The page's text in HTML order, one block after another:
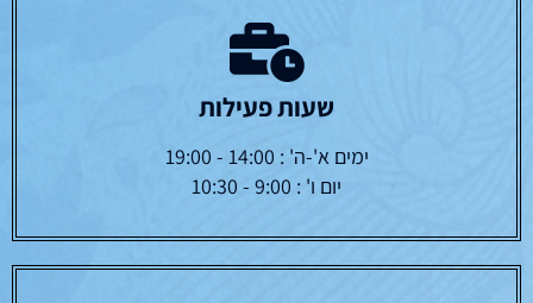
שעות פעילות
ימים א'-ה' : 14:00 - 19:00
יום ו' : 9:00 - 10:30